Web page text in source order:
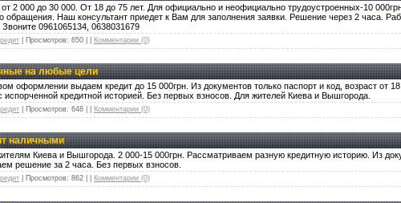
от 2 000 до 30 000. От 18 до 75 лет. Для официально и неофициально трудоустроенных-10
обращения. Наш консультант приедет к Вам для заполнения заявки. Решение через 2 часа.
Звоните 0961065134, 0638031679
Просмотров: 650 Комментарии (0)
на любые цели
оформлении выдаем кредит до 15 000грн. Из документов только паспорт и код, возраст от
испорченной кредитной историей. Без первых взносов. Для жителей Киева и Вышгорода.
Просмотров: 648 Комментарии (0)
наличными
Киева и Вышгорода. 2 000-15 000грн. Рассматриваем разную кредитную историю. Из
решение за 2 часа. Без первых взносов.
Просмотров: 862 Комментарии (0)